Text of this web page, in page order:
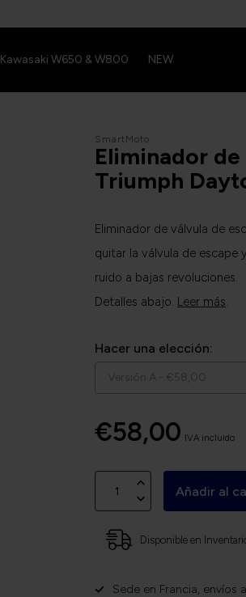
Kawasaki W650 & W800 NEW
SmartMoto
Eliminador de
Triumph
Eliminador de válvula de
quitar la válvula de escape
ruido a bajas revoluciones.
Detalles abajo. Leer más.
Hacer una elección:
€58,00 IVA incluido
Añadir al
Disponible en
Sede en Francia, envíos